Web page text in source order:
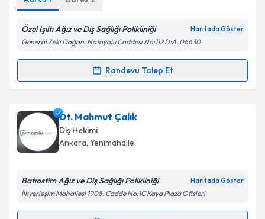
Kişisel verilerimin işlenmesine ilişkinAydınlatma
Metni'ni okudum ve kişisel verilerimin belirtilen
kapsamda işlenmesini kabul ediyorum.
Takvim Talebini Gönder
Özel Işıltı Ağız ve Diş Sağlığı Polikliniği Haritada Göster
General Zeki Doğan, Natoyolu Caddesı No:112 D:A, 06630
Randevu Talep Et
Randevu Takvimi Talebi
Dt. Yunus Emre Şahiniçin randevu takvimi talebi
oluşturun. Size bu uzmandan randevu almanız için bir
takvim hazırlandığında e-posta ile bilgilendireceğiz.
Dt. Mahmut Çalık
Diş Hekimi
Ankara, Yenimahalle
Batıostim Ağız ve Diş Sağlığı Polikliniği Haritada Göster
İlkyerleşim Mahallesi 1908. Cadde No:1C Kaya Plaza Ofisleri